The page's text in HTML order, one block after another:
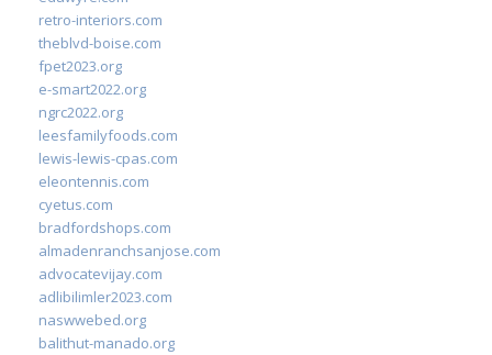
retro-interiors.com
theblvd-boise.com
fpet2023.org
e-smart2022.org
ngrc2022.org
leesfamilyfoods.com
lewis-lewis-cpas.com
eleontennis.com
cyetus.com
bradfordshops.com
almadenranchsanjose.com
advocatevijay.com
adlibilimler2023.com
naswwebed.org
balithut-manado.org